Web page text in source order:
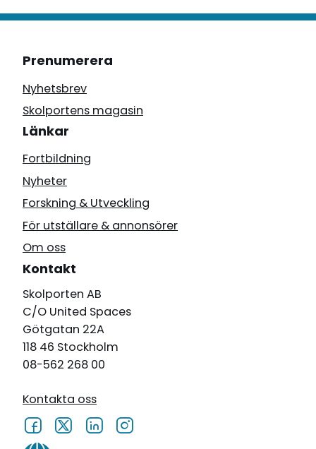
Prenumerera
Nyhetsbrev
Skolportens magasin
Länkar
Fortbildning
Nyheter
Forskning & Utveckling
För utställare & annonsörer
Om oss
Kontakt
Skolporten AB
C/O United Spaces
Götgatan 22A
118 46 Stockholm
08-562 268 00
Kontakta oss